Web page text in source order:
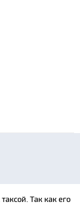
Так как его